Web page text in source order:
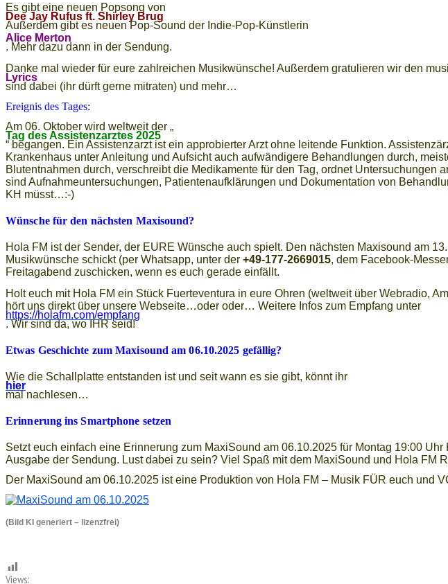
Es gibt eine neuen Popsong von
Dee Jay Rufus ft. Shirley Brug
Außerdem gibt es neuen Pop-Sound der Indie-Pop-Künstlerin
Alice Merton
. Mehr dazu dann in der Sendung.
Danke mal wieder für eure zahlreichen Musikwünsche! Außerdem gratulieren wir den
Lyrics
sind dabei (ihr dürft gerne mitraten) und mehr…
Ereignis des Tages:
Am 06. Oktober wird weltweit der „
Tag des Assistenzarztes 2025
“ begangen. Ein Assistenzarzt ist ein approbierter Arzt ohne leitende Funktion.
Krankenhaus unter Anleitung und Aufsicht auch aufwändigere Behandlungen durch,
Blutentnahmen durch, verschreibt die Medikamente für den Tag, ordnet
sind Aufnahmeuntersuchungen, Patientenaufklärungen und Dokumentation von
KH müsst…:-)
Wünsche für den nächsten Maxisound?
Hola FM ist der Sender, der EURE Wünsche auch spielt. Den nächsten Maxisound am
Musikwünsche schickt (per Whatsapp, unter der +49-177-2669015, dem Facebook-
Freitagabend zuschicken, wenn es euch gerade einfällt.
Holt euch mit Hola FM ein Stück Fuerteventura in eure Ohren (weltweit über Webradio,
hört uns direkt über unsere Webseite…oder oder… Weitere Infos zum Empfang unter
https://holafm.com/empfang
. Wir sind da, wo IHR seid!
Etwas Geschichte zum Maxisound am 06.10.2025 gefällig?
Wie die Schallplatte entstanden ist und seit wann es sie gibt, könnt ihr
hier
mal nachlesen…
Erinnerung ins Smartphone setzen
Setzt euch einfach eine Erinnerung zum MaxiSound am 06.10.2025 für Montag 19:00
Ausgabe der Sendung. Lust dabei zu sein? Viel Spaß mit dem MaxiSound und Hola FM
Der MaxiSound am 06.10.2025 ist eine Produktion von Hola FM – Musik FÜR euch und
(Bild KI generiert – lizenzfrei)
Views: